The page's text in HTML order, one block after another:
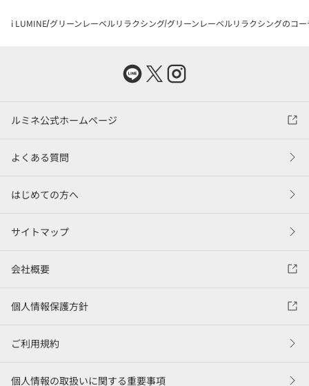
i LUMINE グリーンレーベルリラクシング グリーンレーベルリラクシングのコ
ルミネ公式ホームページ
よくある質問
はじめての方へ
サイトマップ
会社概要
個人情報保護方針
ご利用規約
個人情報の取扱いに関する重要事項